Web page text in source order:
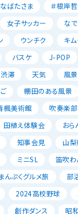
ばたさま ＃根岸
女子サッカー な
ウンチク キ
バスケ J-POP
渋滞 天気 風
棚田のある風景
楓美術館 吹奏楽部
田植え体験会 お
知事会見 山
ミニSL 笛吹わ
んぷくグルメ旅 部
2024高校野球
創作ダンス 昭